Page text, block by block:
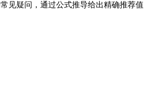
见疑问，通过公式推导给出精确推荐值